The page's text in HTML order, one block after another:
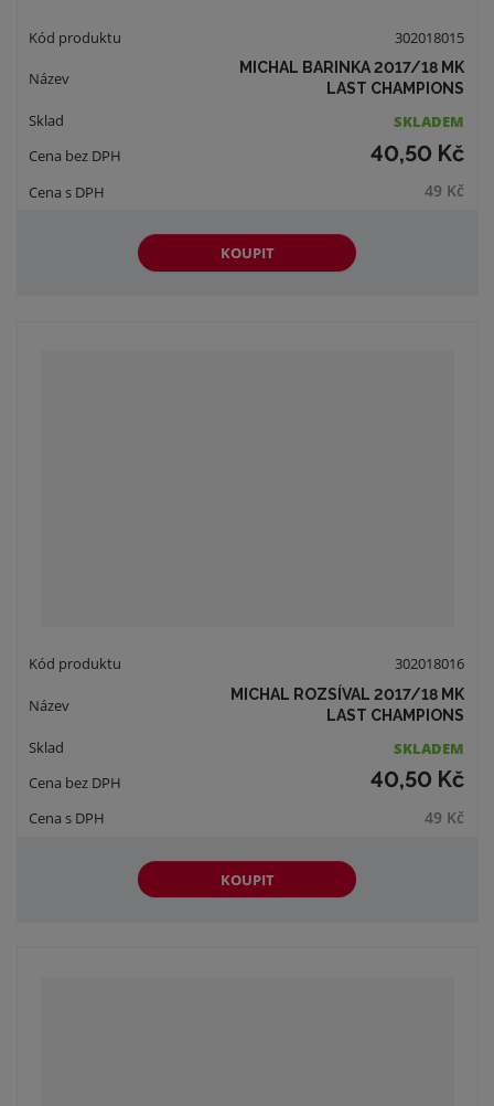
302018015
MICHAL BARINKA 2017/18 MK
LAST CHAMPIONS
SKLADEM
40,50 Kč
49 Kč
KOUPIT
302018016
MICHAL ROZSÍVAL 2017/18 MK
LAST CHAMPIONS
SKLADEM
40,50 Kč
49 Kč
KOUPIT